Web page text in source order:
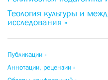
Теология культуры и
исследования »
Публикации »
Аннотации, рецензии »